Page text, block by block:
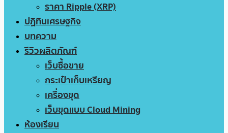
ราคา Ripple (XRP)
ปฏิทินเศรษฐกิจ
บทความ
รีวิวผลิตภัณฑ์
เว็บซื้อขาย
กระเป๋าเก็บเหรียญ
เครื่องขุด
เว็บขุดแบบ Cloud Mining
ห้องเรียน